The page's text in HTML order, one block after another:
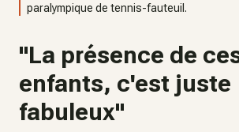
paralympique de tennis-fauteuil.
"La présence de
enfants, c'est juste
fabuleux"